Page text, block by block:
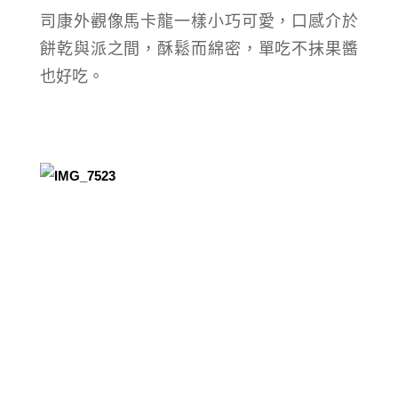
司康外觀像馬卡龍一樣小巧可愛，口感介於
餅乾與派之間，酥鬆而綿密，單吃不抹果醬
也好吃。